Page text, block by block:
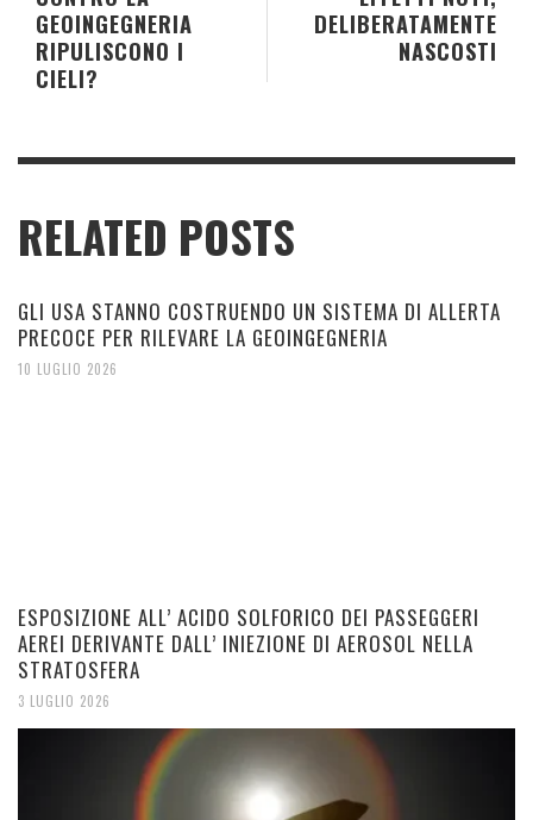
DELIBERATAMENTE
NASCOSTI
GEOINGEGNERIA
RIPULISCONO I
CIELI?
RELATED POSTS
GLI USA STANNO COSTRUENDO UN SISTEMA DI ALLERTA
PRECOCE PER RILEVARE LA GEOINGEGNERIA
10 LUGLIO 2026
ESPOSIZIONE ALL’ ACIDO SOLFORICO DEI PASSEGGERI
AEREI DERIVANTE DALL’ INIEZIONE DI AEROSOL NELLA
STRATOSFERA
3 LUGLIO 2026